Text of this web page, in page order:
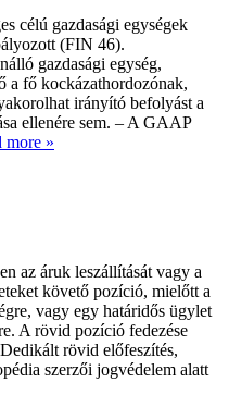
célú gazdasági egységek
(FIN 46).
gazdasági egység,
a fő kockázathordozónak,
irányító befolyást a
ellenére sem. – A GAAP
more »
az áruk leszállítását vagy a
követő pozíció, mielőtt a
vagy egy határidős ügylet
A rövid pozíció fedezése
rövid előfeszítés,
szerzői jogvédelem alatt